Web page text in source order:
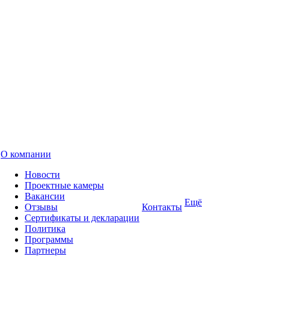
О компании
Новости
Проектные камеры
Вакансии
Отзывы
Сертификаты и декларации
Политика
Программы
Партнеры
Контакты Ещё